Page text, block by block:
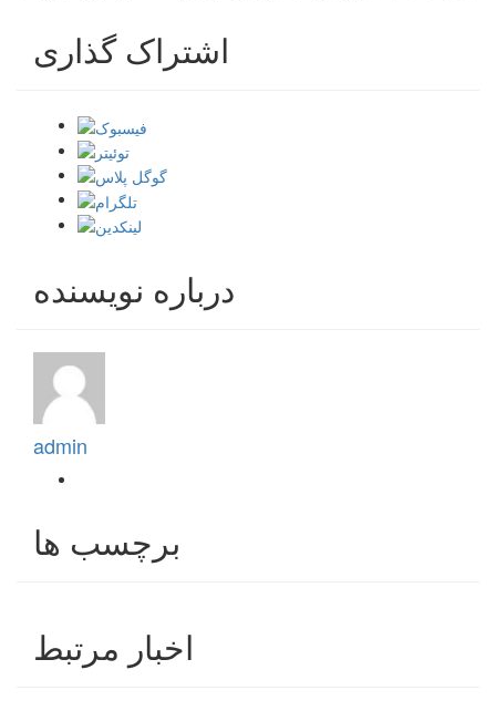
اشتراک گذاری
درباره نویسنده
admin
برچسب ها
اخبار مرتبط